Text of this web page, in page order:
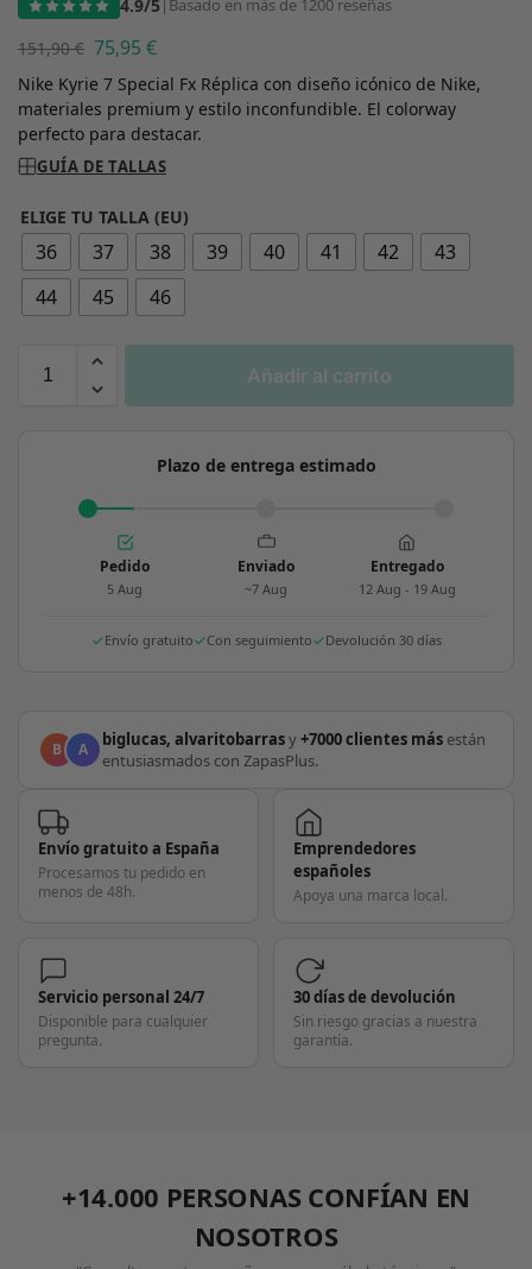
4.9/5| Basado en más de 1200 reseñas
151,90€ 75,95 €
Nike Kyrie 7 Special Fx Réplica con diseño icónico de Nike,
materiales premium y estilo inconfundible. El colorway
perfecto para destacar.
GUÍA DE TALLAS
ELIGE TU TALLA (EU)
36 37 38 39 40 41 42
43
44
45 46
Añadir al carrito
Plazo de entrega estimado
Pedido
5 Aug
Enviado
~7 Aug
Entregado
12 Aug - 19 Aug
Envío gratuito Con seguimiento Devolución 30 días
B A biglucas, alvaritobarrasy+7000 clientes más están
entusiasmados con ZapasPlus.
Envío gratuito a España
Procesamos tu pedido en
menos de 48h.
Emprendedores
españoles
Apoya una marca local.
Servicio personal 24/7
Disponible para cualquier
pregunta.
30 días de devolución
Sin riesgo gracias a nuestra
garantía.
+14.000 PERSONAS CONFÍAN EN
NOSOTROS